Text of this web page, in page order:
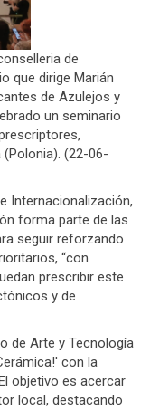
de
que dirige Marián
de Azulejos y
un seminario
(22-06-
Internacionalización,
forma parte de las
seguir reforzando
“con
prescribir este
y de
de Arte y Tecnología
con la
objetivo es acercar
local, destacando